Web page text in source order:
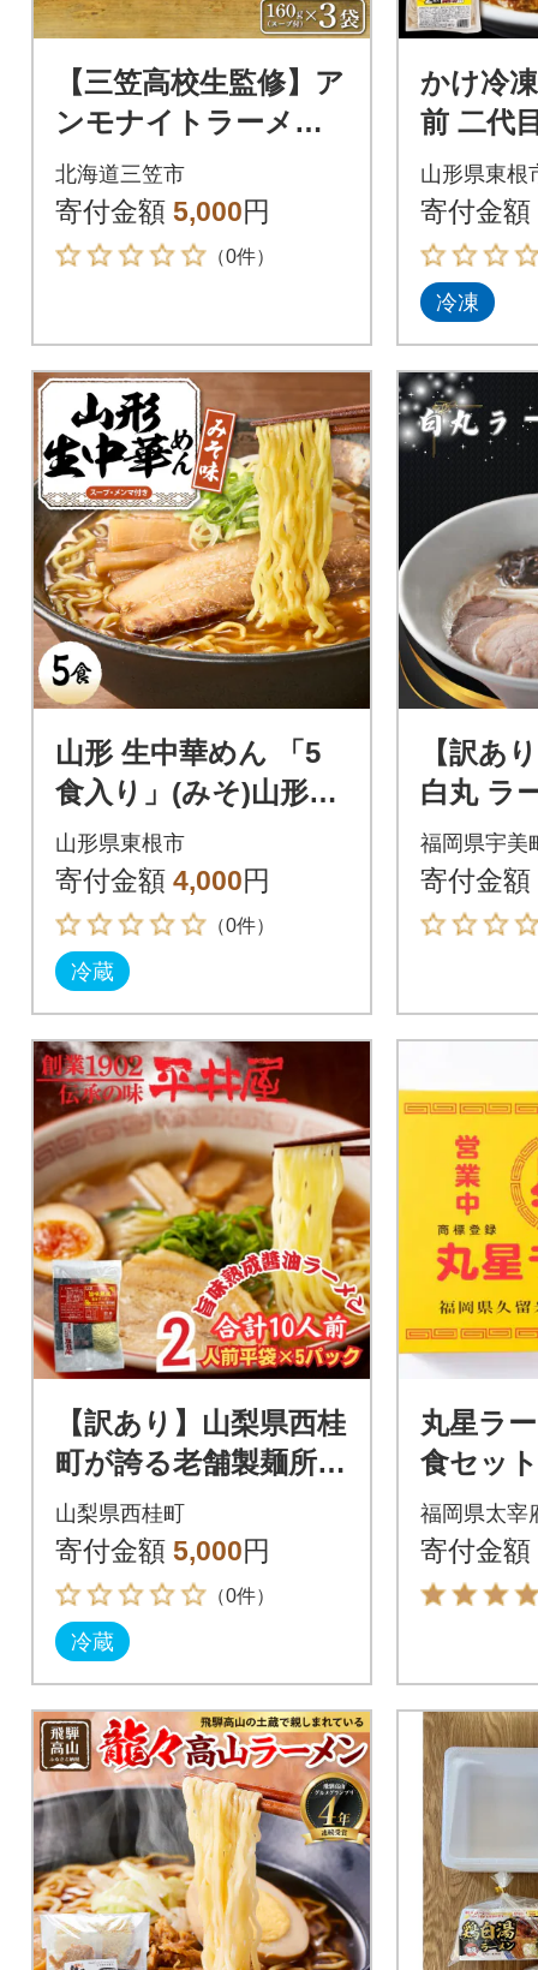
【三笠高校生監修】ア
ンモナイトラーメン
(海老風味 味噌味)×3袋
【45002】
北海道三笠市
寄付金額 5,000円
（0件）
かけ冷
前 二代
形県東
山形県東根
寄付金額
冷凍
山形 生中華めん 「5
食入り」(みそ)山形県
東根市 ラーメン 生め
ん hi095-012-2
山形県東根市
寄付金額 4,000円
（0件）
冷蔵
【訳あ
白丸 ラ
バラ4食
福岡県宇美
寄付金額
【訳あり】山梨県西桂
町が誇る老舗製麺所
「平井屋」の旨味熟成
醤油ラーメン2人前×5
P(合計10人前)
山梨県西桂町
寄付金額 5,000円
（0件）
冷蔵
丸星ラ
食セッ
メン】(
福岡県太宰
寄付金額